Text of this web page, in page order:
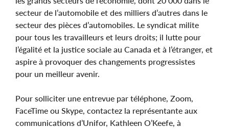
secteur de l’automobile et des milliers d’autres dans le
secteur des pièces d’automobiles. Le syndicat milite
pour tous les travailleurs et leurs droits; il lutte pour
l’égalité et la justice sociale au Canada et à l’étranger, et
aspire à provoquer des changements progressistes
pour un meilleur avenir.
Pour solliciter une entrevue par téléphone, Zoom,
FaceTime ou Skype, contactez la représentante aux
communications d’Unifor, Kathleen O’Keefe, à